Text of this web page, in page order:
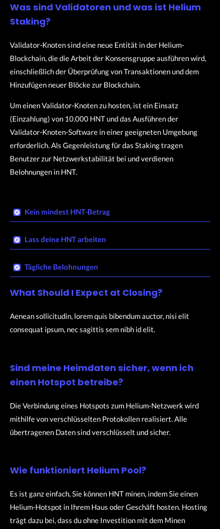
Was sind Validatoren und was ist Helium
Staking?
Validator-Knoten sind eine neue Entität in der Helium-
Blockchain, die die Arbeit der Konsensgruppe ausführen wird,
einschließlich der Überprüfung von Transaktionen und dem
Hinzufügen neuer Blöcke zur Blockchain.
Um einen Validator-Knoten zu hosten, ist ein Einsatz
(Einzahlung) von 10.000 HNT und das Ausführen der
Validator-Knoten-Software in einer geeigneten Umgebung
erforderlich. Als Gegenleistung für das Staking tragen
Benutzer zur Netzwerkstabilität bei und verdienen
Belohnungen in HNT.
Kein mindest HNT-Betrag​
Lass deine HNT arbeiten
Tägliche Belohnungen​
What Should I Expect at Closing?
Aenean sollicitudin, lorem quis bibendum auctor, nisi elit
consequat ipsum, nec sagittis sem nibh id elit.
Sind meine Heimdaten sicher, wenn ich
einen Hotspot betreibe?
Die Verbindung eines Hotspots zum Helium-Netzwerk wird
mithilfe von verschlüsselten Protokollen realisiert. Alle
übertragenen Daten sind verschlüsselt und sicher.
Wie funktioniert Helium Pool?
Es ist ganz einfach, Sie können HNT minen, indem Sie einen
Helium-Hotspot in Ihrem Haus oder Geschäft hosten. Hosting
trägt dazu bei, dass du ohne Investition mit dem Minen